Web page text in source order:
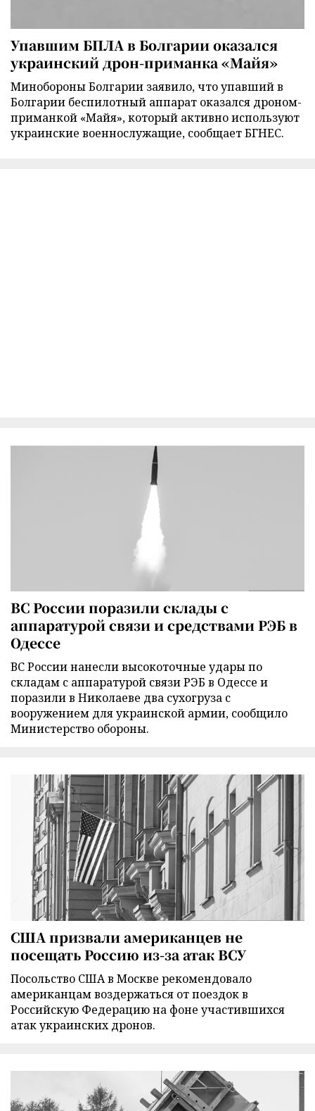
Упавшим БПЛА в Болгарии оказался
украинский дрон-приманка «Майя»
Минобороны Болгарии заявило, что упавший в
Болгарии беспилотный аппарат оказался дроном-
приманкой «Майя», который активно используют
украинские военнослужащие, сообщает БГНЕС.
ВС России поразили склады с
аппаратурой связи и средствами РЭБ в
Одессе
ВС России нанесли высокоточные удары по
складам с аппаратурой связи РЭБ в Одессе и
поразили в Николаеве два сухогруза с
вооружением для украинской армии, сообщило
Министерство обороны.
США призвали американцев не
посещать Россию из-за атак ВСУ
Посольство США в Москве рекомендовало
американцам воздержаться от поездок в
Российскую Федерацию на фоне участившихся
атак украинских дронов.